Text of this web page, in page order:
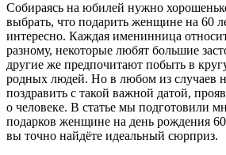
Собираясь на юбилей нужно
выбрать, что подарить женщине на 60
интересно. Каждая именинница
разному, некоторые любят большие
другие же предпочитают побыть в
родных людей. Но в любом из случаев
поздравить с такой важной датой,
о человеке. В статье мы подготовили
подарков женщине на день рождения
вы точно найдёте идеальный сюрприз.